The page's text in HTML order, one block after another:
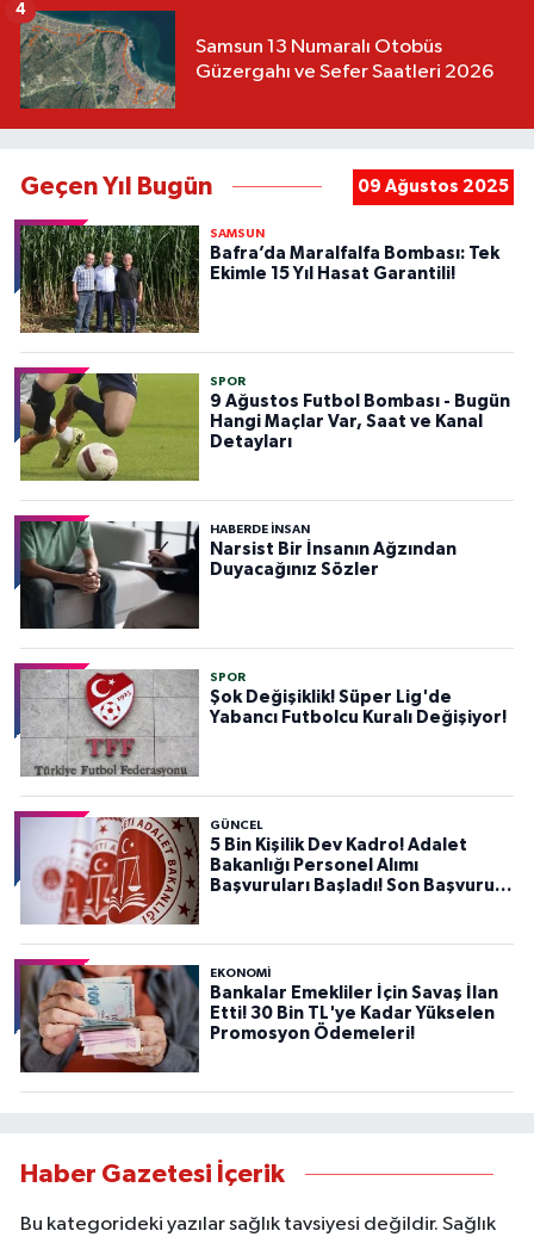
Samsun 13 Numaralı Otobüs
Güzergahı ve Sefer Saatleri 2026
4
Geçen Yıl Bugün 09 Ağustos 2025
SAMSUN
Bafra’da Maralfalfa Bombası: Tek
Ekimle 15 Yıl Hasat Garantili!
SPOR
9 Ağustos Futbol Bombası - Bugün
Hangi Maçlar Var, Saat ve Kanal
Detayları
HABERDE INSAN
Narsist Bir İnsanın Ağzından
Duyacağınız Sözler
SPOR
Şok Değişiklik! Süper Lig'de
Yabancı Futbolcu Kuralı Değişiyor!
GÜNCEL
5 Bin Kişilik Dev Kadro! Adalet
Bakanlığı Personel Alımı
Başvuruları Başladı! Son Başvuru
EKONOMİ
Bankalar Emekliler İçin Savaş İlan
Etti! 30 Bin TL'ye Kadar Yükselen
Promosyon Ödemeleri!
Haber Gazetesi İçerik
Bu kategorideki yazılar sağlık tavsiyesi değildir. Sağlık